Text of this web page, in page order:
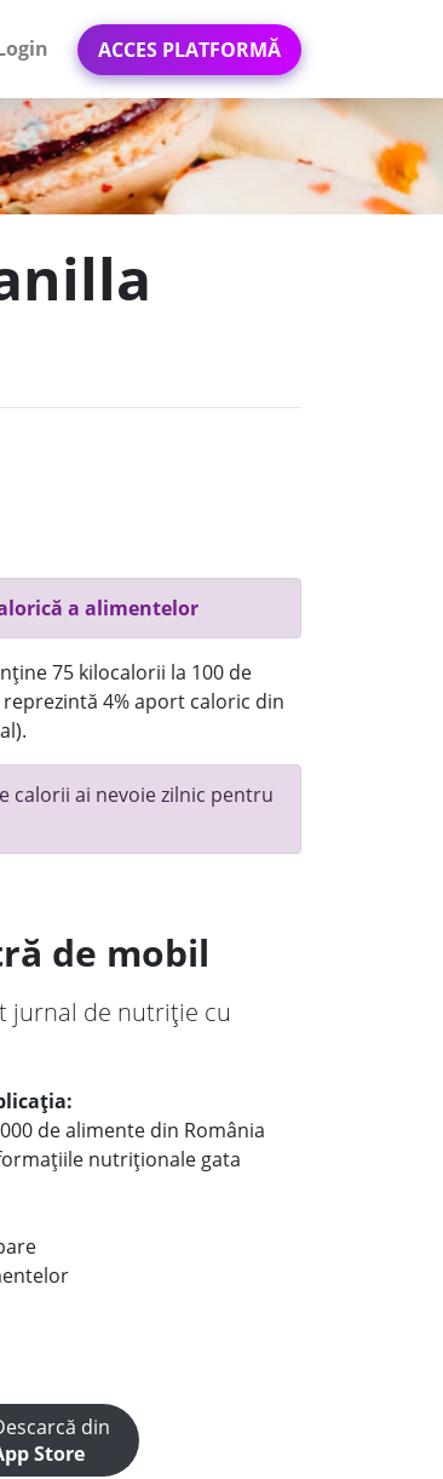
ACCES PLATFORMĂ
a alimentelor
75 kilocalorii la 100 de
4% aport caloric din
calorii ai nevoie zilnic pentru
de mobil
jurnal de nutriție cu
de alimente din România
nutriționale gata
din
Store